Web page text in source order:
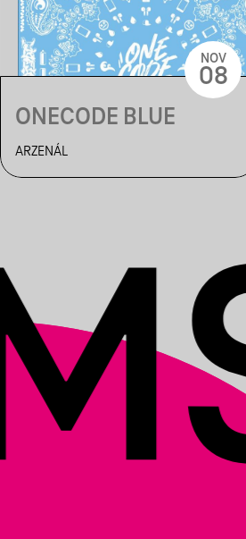
ONECODE BLUE
ARZENÁL
NOV
08